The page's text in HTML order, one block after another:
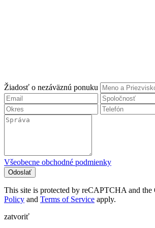
Žiadosť o nezáväznú ponuku
Všeobecne obchodné podmienky
Odoslať
This site is protected by reCAPTCHA and the
Policy and Terms of Service apply.
zatvoriť